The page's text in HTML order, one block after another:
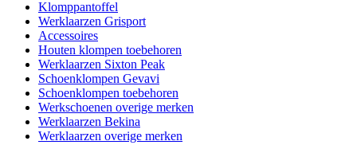
Klomppantoffel
Werklaarzen Grisport
Accessoires
Houten klompen toebehoren
Werklaarzen Sixton Peak
Schoenklompen Gevavi
Schoenklompen toebehoren
Werkschoenen overige merken
Werklaarzen Bekina
Werklaarzen overige merken